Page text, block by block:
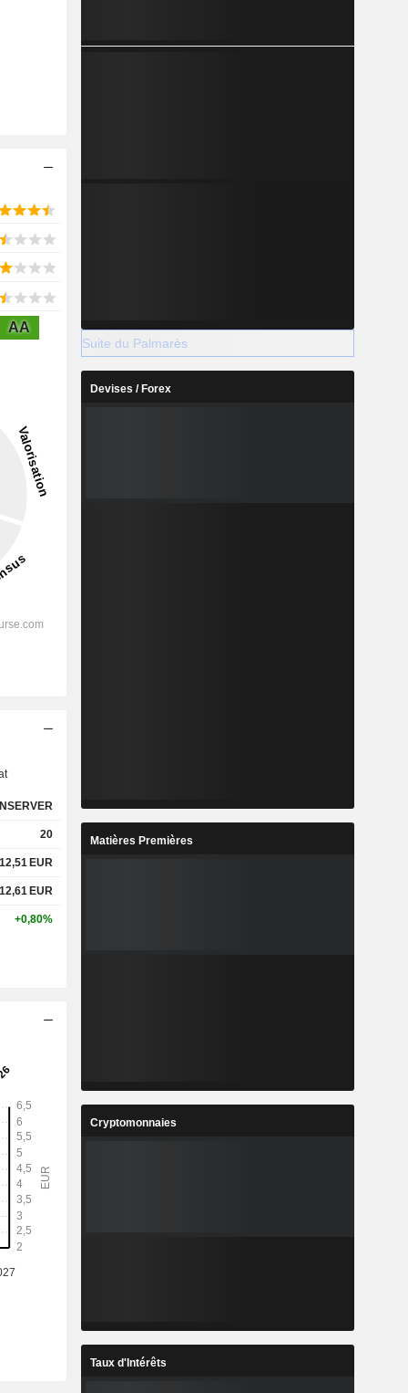
AA
20
12,51 EUR
12,61 EUR
+0,80%
Suite du Palmarès
Devises / Forex
Matières Premières
Cryptomonnaies
Taux d'Intérêts